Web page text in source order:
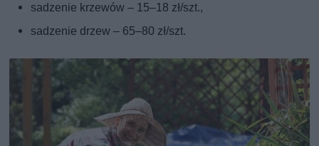
sadzenie krzewów – 15–18 zł/szt.,
sadzenie drzew – 65–80 zł/szt.